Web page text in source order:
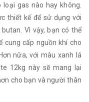
gas nào hay không.
thiết kế để sử dụng với
Vì vậy, bạn có thể
cung cấp nguồn khí cho
nữa, với màu xanh lá
12kg này sẽ mang lại
cho bạn và người thân